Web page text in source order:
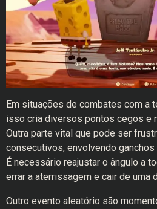
Em situações de combates com a
isso cria diversos pontos cegos e
Outra parte vital que pode ser
consecutivos, envolvendo
É necessário reajustar o ângulo a
errar a aterrissagem e cair de uma
Outro evento aleatório são